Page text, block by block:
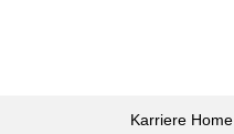
Karriere Home